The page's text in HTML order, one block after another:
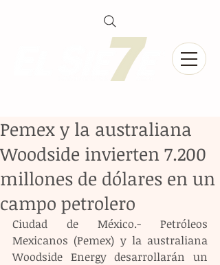
Pemex y la australiana
Woodside invierten 7.200
millones de dólares en un
campo petrolero
Ciudad de México.- Petróleos
Mexicanos (Pemex) y la australiana
Woodside Energy desarrollarán un